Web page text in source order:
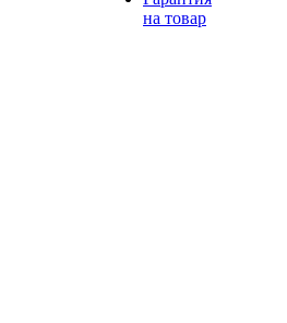
на товар